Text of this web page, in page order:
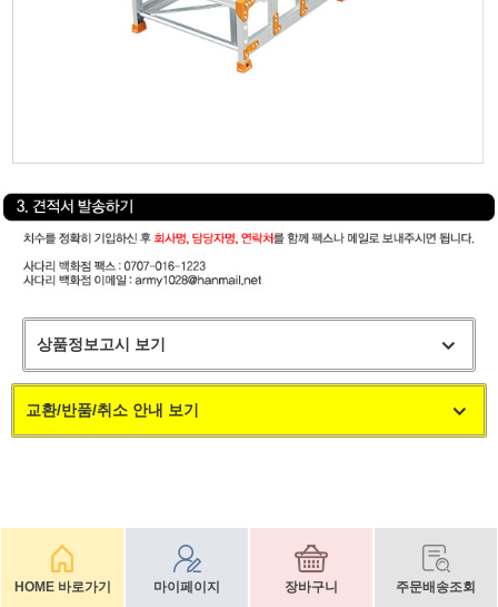
상품정보고시 보기
교환/반품/취소 안내 보기
HOME 바로가기 마이페이지 장바구니 주문배송조회